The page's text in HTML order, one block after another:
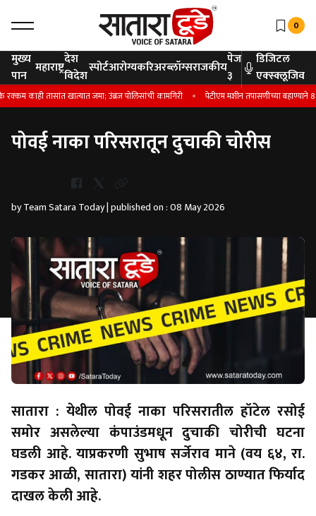
0
मुख्य
पान महाराष्ट्रदेश
विदेशस्पोर्टआरोग्यकरिअरब्लॉग्सराजकीयपेज
३
डिजिटल
एक्स्क्लूजिव
तासांत खात्यात जमा; उंब्रज पोलिसांची कामगिरी पेटीएम मशीन तपासणीच्या बहाण्याने
पोवई नाका परिसरातून दुचाकी चोरीस
by Team Satara Today | published on : 08 May 2026
सातारा : येथील पोवई नाका परिसरातील हॉटेल रसोई
समोर असलेल्या कंपाउंडमधून दुचाकी चोरीची घटना
घडली आहे. याप्रकरणी सुभाष सर्जेराव माने (वय ६४, रा.
गडकर आळी, सातारा) यांनी शहर पोलीस ठाण्यात फिर्याद
दाखल केली आहे.